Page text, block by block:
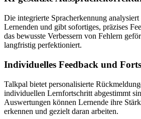
Die integrierte Spracherkennung
Lernenden und gibt sofortiges, präzises
das bewusste Verbessern von Fehlern
langfristig perfektioniert.
Individuelles Feedback und
Talkpal bietet personalisierte
individuellen Lernfortschritt abgestimmt
Auswertungen können Lernende ihre
erkennen und gezielt daran arbeiten.